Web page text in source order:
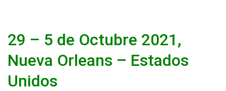
29 – 5 de Octubre 2021,
Nueva Orleans – Estados
Unidos